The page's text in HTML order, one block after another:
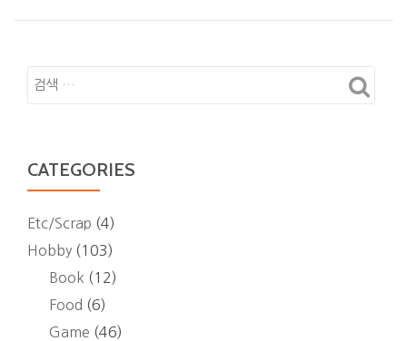
눈
션
CATEGORIES
Etc/Scrap (4)
Hobby (103)
Book (12)
Food (6)
Game (46)